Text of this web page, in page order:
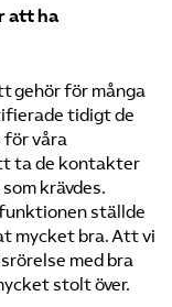
att ha
gehör för många
tidigt de
för våra
ta de kontakter
krävdes.
ställde
mycket bra. Att vi
med bra
stolt över.